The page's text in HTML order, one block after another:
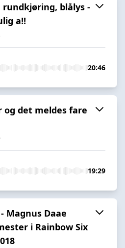
rundkjøring, blålys -
a!!
20:46
og det meldes fare
19:29
Magnus Daae
i Rainbow Six